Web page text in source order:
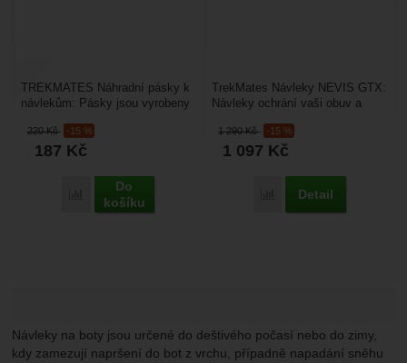
220Kč -15 %
187 Kč
Přidat 'TrekMates Náhradní pásky k návlekům 10 mm' k
Do
košíku
TREKMATES Náhradní pásky k
návlekům: Pásky jsou vyrobeny
vhodné pro...
1 290Kč -15 %
1 097 Kč
Přidat 'TrekMates
Detail
TrekMates Návleky NEVIS GTX:
Návleky ochrání vaši obuv a
Odolají dešti,...
Návleky na boty jsou určené do deštivého počasí nebo do zimy,
kdy zamezují napršení do bot z vrchu, případně napadání sněhu